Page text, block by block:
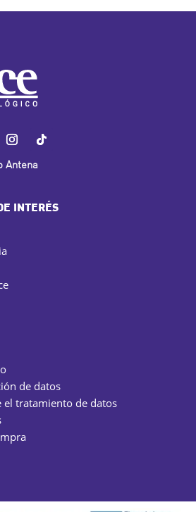
Antena
INTERÉS
de datos
tratamiento de datos